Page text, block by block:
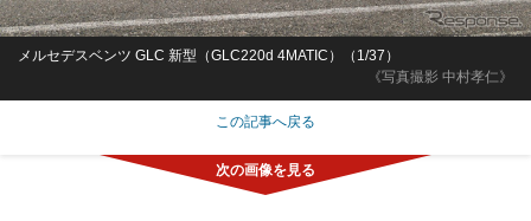
《写真撮影 中村孝仁》
メルセデスベンツ GLC 新型（GLC220d 4MATIC）（1/37）
この記事へ戻る